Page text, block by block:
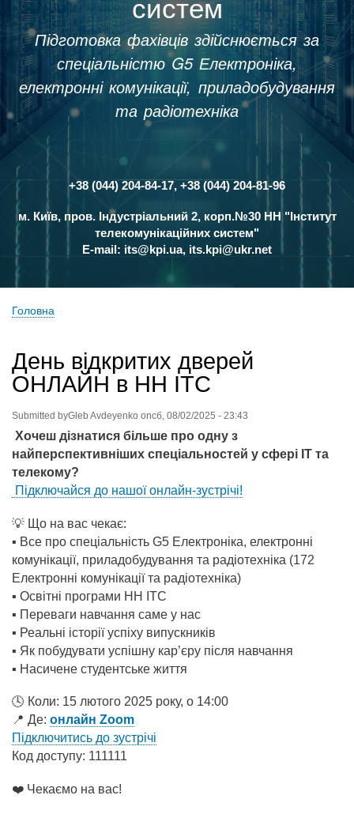
систем
Підготовка фахівців здійснюється за
спеціальністю G5 Електроніка,
електронні комунікації, приладобудування
та радіотехніка
Контакти
+38 (044) 204-84-17, +38 (044) 204-81-96
м. Київ, пров. Індустріальний 2, корп.№30 НН "Інститут
телекомунікаційних систем"
E-mail: its@kpi.ua, its.kpi@ukr.net
Головна
День відкритих дверей
ОНЛАЙН в НН ІТС
Submitted byGleb Avdeyenko onсб, 08/02/2025 - 23:43
Хочеш дізнатися більше про одну з
найперспективніших спеціальностей у сфері ІТ та
телекому?
Підключайся до нашої онлайн-зустрічі!
💡 Що на вас чекає:
▪️ Все про спеціальність G5 Електроніка, електронні
комунікації, приладобудування та радіотехніка (172
Електронні комунікації та радіотехніка)
▪️ Освітні програми НН ІТС
▪️ Переваги навчання саме у нас
▪️ Реальні історії успіху випускників
▪️ Як побудувати успішну кар’єру після навчання
▪️ Насичене студентське життя
🕓 Коли: 15 лютого 2025 року, о 14:00
📍 Де: онлайн Zoom
Підключитись до зустрічі
Код доступу: 111111
❤️ Чекаємо на вас!